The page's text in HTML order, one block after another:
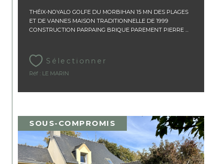
THÉIX-NOYALO GOLFE DU MORBIHAN 15 MN DES PLAGES
ET DE VANNES MAISON TRADITIONNELLE DE 1999
CONSTRUCTION PARPAING BRIQUE PAREMENT PIERRE ...
Sélectionner
Réf : LE MARIN
SOUS-COMPROMIS